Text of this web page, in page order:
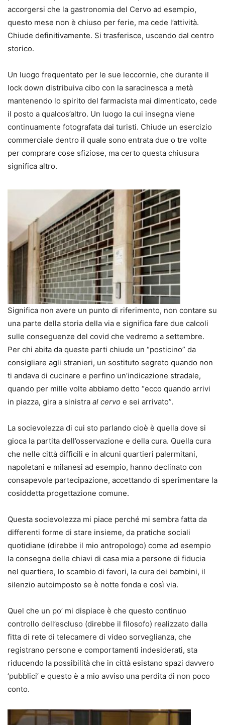
accorgersi che la gastronomia del Cervo ad esempio,
questo mese non è chiuso per ferie, ma cede l’attività.
Chiude definitivamente. Si trasferisce, uscendo dal centro
storico.
Un luogo frequentato per le sue leccornie, che durante il
lock down distribuiva cibo con la saracinesca a metà
mantenendo lo spirito del farmacista mai dimenticato, cede
il posto a qualcos’altro. Un luogo la cui insegna viene
continuamente fotografata dai turisti. Chiude un esercizio
commerciale dentro il quale sono entrata due o tre volte
per comprare cose sfiziose, ma certo questa chiusura
significa altro.
Significa non avere un punto di riferimento, non contare su
una parte della storia della via e significa fare due calcoli
sulle conseguenze del covid che vedremo a settembre.
Per chi abita da queste parti chiude un “posticino” da
consigliare agli stranieri, un sostituto segreto quando non
ti andava di cucinare e perfino un’indicazione stradale,
quando per mille volte abbiamo detto “ecco quando arrivi
in piazza, gira a sinistra al cervo e sei arrivato”.
La socievolezza di cui sto parlando cioè è quella dove si
gioca la partita dell’osservazione e della cura. Quella cura
che nelle città difficili e in alcuni quartieri palermitani,
napoletani e milanesi ad esempio, hanno declinato con
consapevole partecipazione, accettando di sperimentare la
cosiddetta progettazione comune.
Questa socievolezza mi piace perché mi sembra fatta da
differenti forme di stare insieme, da pratiche sociali
quotidiane (direbbe il mio antropologo) come ad esempio
la consegna delle chiavi di casa mia a persone di fiducia
nel quartiere, lo scambio di favori, la cura dei bambini, il
silenzio autoimposto se è notte fonda e così via.
Quel che un po’ mi dispiace è che questo continuo
controllo dell’escluso (direbbe il filosofo) realizzato dalla
fitta di rete di telecamere di video sorveglianza, che
registrano persone e comportamenti indesiderati, sta
riducendo la possibilità che in città esistano spazi davvero
‘pubblici’ e questo è a mio avviso una perdita di non poco
conto.